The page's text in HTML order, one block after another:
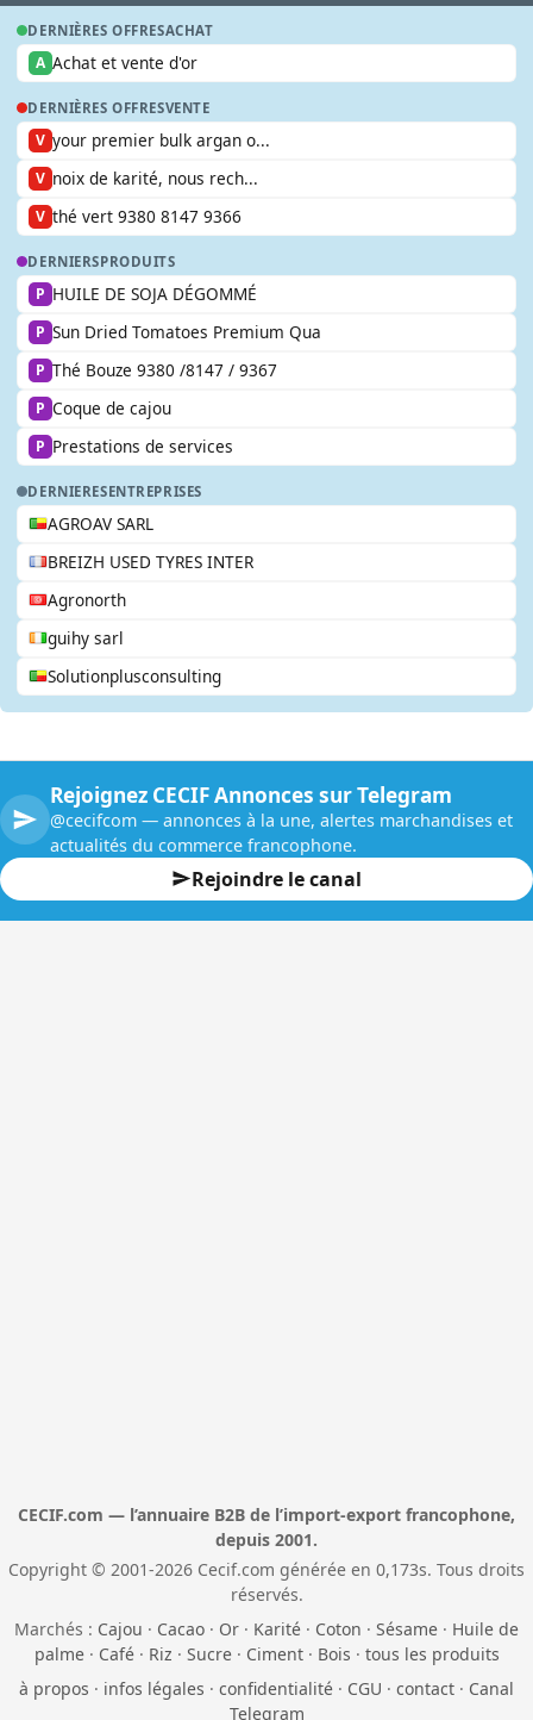
DERNIÈRES OFFRESACHAT
A Achat et vente d'or
DERNIÈRES OFFRESVENTE
V your premier bulk argan o...
V noix de karité, nous rech...
V thé vert 9380 8147 9366
DERNIERSPRODUITS
P HUILE DE SOJA DÉGOMMÉ
P Sun Dried Tomatoes Premium Qua
P Thé Bouze 9380 /8147 / 9367
P Coque de cajou
P Prestations de services
DERNIERESENTREPRISES
AGROAV SARL
BREIZH USED TYRES INTER
Agronorth
guihy sarl
Solutionplusconsulting
Rejoignez CECIF Annonces sur Telegram
@cecifcom — annonces à la une, alertes marchandises et
actualités du commerce francophone.
Rejoindre le canal
CECIF.com — l’annuaire B2B de l’import-export francophone,
depuis 2001.
Copyright © 2001-2026 Cecif.com générée en 0,173s. Tous droits
réservés.
Marchés : Cajou · Cacao · Or · Karité · Coton · Sésame · Huile de
palme· Café· Riz · Sucre· Ciment· Bois · tous les produits
à propos · infos légales · confidentialité · CGU · contact · Canal
Telegram